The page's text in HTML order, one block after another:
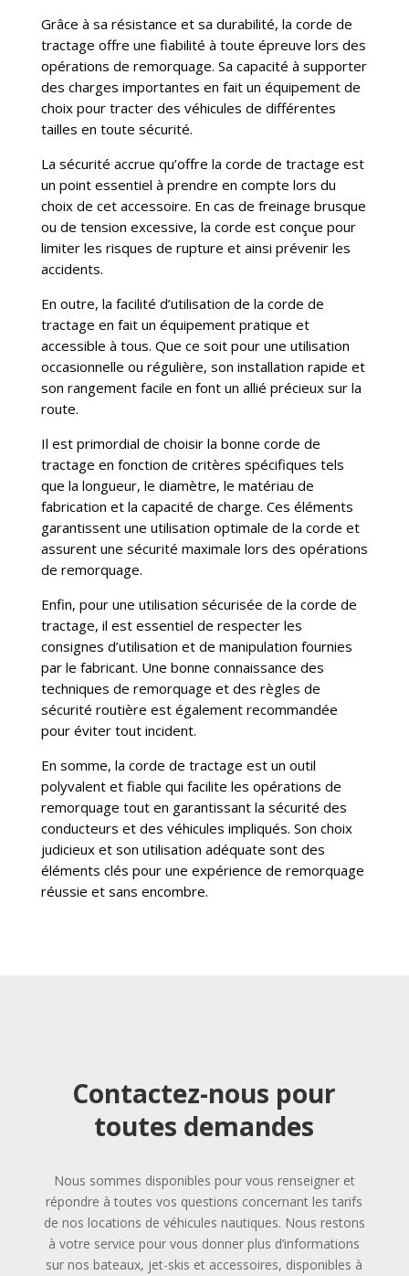
Grâce à sa résistance et sa durabilité, la corde de
tractage offre une fiabilité à toute épreuve lors des
opérations de remorquage. Sa capacité à supporter
des charges importantes en fait un équipement de
choix pour tracter des véhicules de différentes
tailles en toute sécurité.
La sécurité accrue qu’offre la corde de tractage est
un point essentiel à prendre en compte lors du
choix de cet accessoire. En cas de freinage brusque
ou de tension excessive, la corde est conçue pour
limiter les risques de rupture et ainsi prévenir les
accidents.
En outre, la facilité d’utilisation de la corde de
tractage en fait un équipement pratique et
accessible à tous. Que ce soit pour une utilisation
occasionnelle ou régulière, son installation rapide et
son rangement facile en font un allié précieux sur la
route.
Il est primordial de choisir la bonne corde de
tractage en fonction de critères spécifiques tels
que la longueur, le diamètre, le matériau de
fabrication et la capacité de charge. Ces éléments
garantissent une utilisation optimale de la corde et
assurent une sécurité maximale lors des opérations
de remorquage.
Enfin, pour une utilisation sécurisée de la corde de
tractage, il est essentiel de respecter les
consignes d’utilisation et de manipulation fournies
par le fabricant. Une bonne connaissance des
techniques de remorquage et des règles de
sécurité routière est également recommandée
pour éviter tout incident.
En somme, la corde de tractage est un outil
polyvalent et fiable qui facilite les opérations de
remorquage tout en garantissant la sécurité des
conducteurs et des véhicules impliqués. Son choix
judicieux et son utilisation adéquate sont des
éléments clés pour une expérience de remorquage
réussie et sans encombre.
Contactez-nous pour
toutes demandes
Nous sommes disponibles pour vous renseigner et
répondre à toutes vos questions concernant les tarifs
de nos locations de véhicules nautiques. Nous restons
à votre service pour vous donner plus d’informations
sur nos bateaux, jet-skis et accessoires, disponibles à